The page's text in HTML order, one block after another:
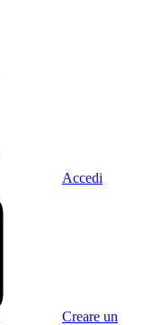
Accedi
Creare un